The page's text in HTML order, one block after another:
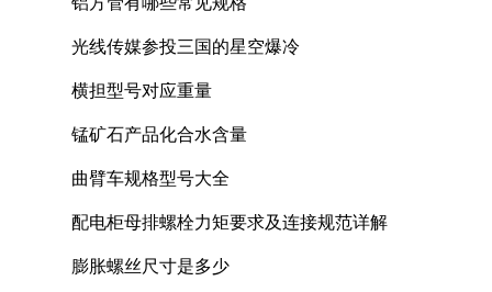
光线传媒参投三国的星空爆冷
横担型号对应重量
锰矿石产品化合水含量
曲臂车规格型号大全
配电柜母排螺栓力矩要求及连接规范详解
膨胀螺丝尺寸是多少